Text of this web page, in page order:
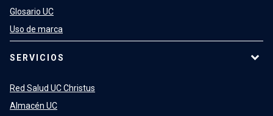
Glosario UC
Uso de marca
SERVICIOS
Red Salud UC Christus
Almacén UC